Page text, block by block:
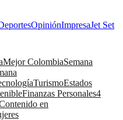
OpiniónImpresaJet Set
Mejor ColombiaSemana
TurismoEstados
Finanzas Personales4
en